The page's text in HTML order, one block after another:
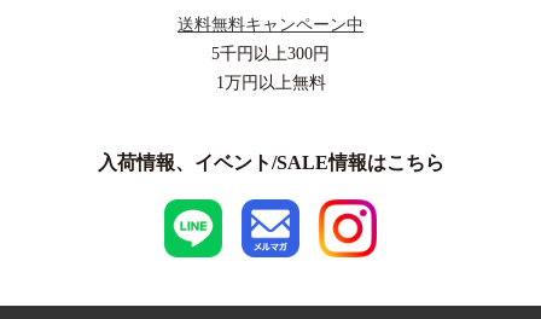
送料無料キャンペーン中
5千円以上300円
1万円以上無料
入荷情報、イベント/SALE情報はこちら